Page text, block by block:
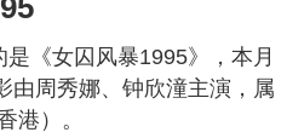
《女囚风暴1995》，本月
由周秀娜、钟欣潼主演，属
港）。